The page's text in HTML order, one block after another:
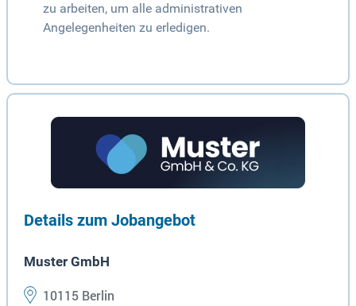
zu arbeiten, um alle administrativen
Angelegenheiten zu erledigen.
Details zum Jobangebot
Muster GmbH
10115 Berlin